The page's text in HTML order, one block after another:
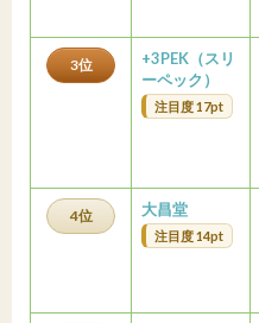
3位
+3PEK（スリ
ーペック）
注目度 17pt
4位 大昌堂
注目度 14pt